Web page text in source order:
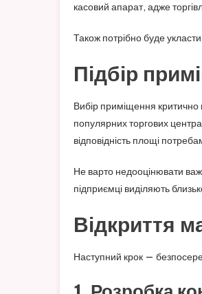
касовий апарат, адже
Також потрібно буде
Підбір
Вибір приміщення
популярних торгових
відповідність площі
Не варто недооцінювати
підприємці виділяють
Відкриття
Наступний крок —